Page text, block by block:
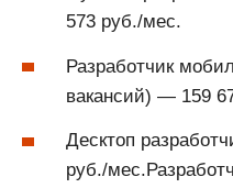
573 руб./мес.
Разработчик
вакансий) — 159
Десктоп
руб./